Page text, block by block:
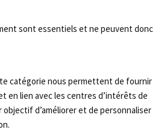
sont essentiels et ne peuvent donc
catégorie nous permettent de fournir
en lien avec les centres d’intérêts de
d’améliorer et de personnaliser